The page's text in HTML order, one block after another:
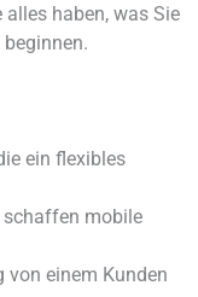
haben, was Sie
ein flexibles
schaffen mobile
von einem Kunden